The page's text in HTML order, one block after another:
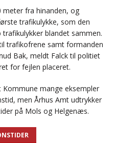
meter fra hinanden, og
trafikulykke, som den
blandet sammen.
trafikofrene samt formanden
Bak, meldt Falck til politiet
for fejlen placeret.
mange eksempler
men Århus Amt udtrykker
på Mols og Helgenæs.